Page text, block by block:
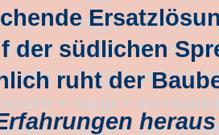
der südlichen
ruht der